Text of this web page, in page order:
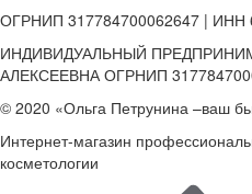
ОГРНИП 317784700062647 | ИНН
ИНДИВИДУАЛЬНЫЙ
АЛЕКСЕЕВНА ОГРНИП
© 2020 «Ольга Петрунина –ваш
Интернет-магазин
косметологии